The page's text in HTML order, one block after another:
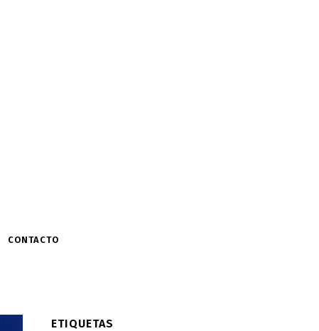
CONTACTO
ETIQUETAS